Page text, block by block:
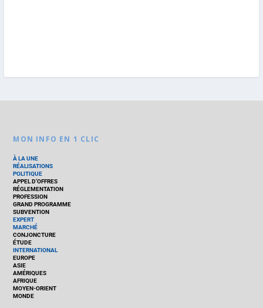
MON INFO EN 1 CLIC
À LA UNE
RÉALISATIONS
POLITIQUE
APPEL D’OFFRES
RÉGLEMENTATION
PROFESSION
GRAND PROGRAMME
SUBVENTION
EXPERT
MARCHÉ
CONJONCTURE
ÉTUDE
INTERNATIONAL
EUROPE
ASIE
AMÉRIQUES
AFRIQUE
MOYEN-ORIENT
MONDE